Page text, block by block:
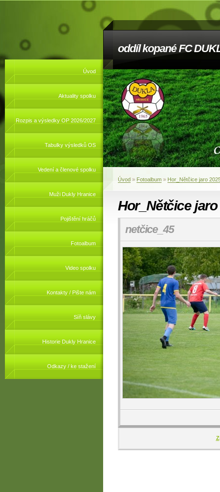
oddíl kopané FC
Úvod
Aktuality spolku
Rozpis a výsledky OP 2026/2027
Tabulky výsledků OS
Vedení a členové spolku
Muži Dukly Hranice
Pojištění hráčů
Fotoalbum
Video spolku
Kontakty / Pište nám
Síň slávy
Historie Dukly Hranice
Odkazy / ke stažení
Úvod » Fotoalbum » Hor_Nětčice jaro
Hor_Nětčice jaro
netčice_45